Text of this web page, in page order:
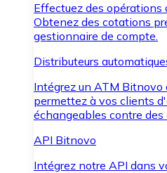
Effectuez des opérations
Obtenez des cotations
gestionnaire de compte.
Distributeurs
Intégrez un ATM
permettez à vos clients
échangeables contre
API Bitnovo
Intégrez notre API dans